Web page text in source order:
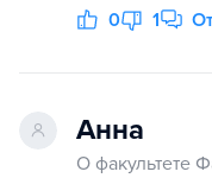
0 1
Анна
О факультете